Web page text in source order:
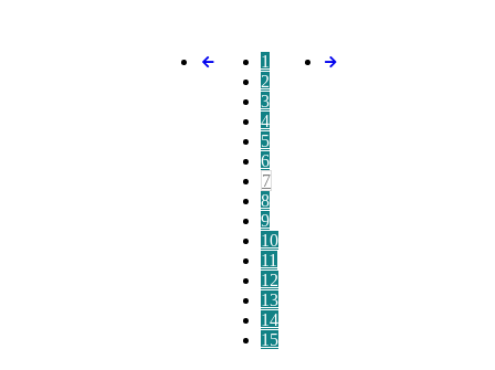
1
2
3
4
5
6
7
8
9
10
11
12
13
14
15